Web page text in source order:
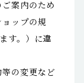
案内のため
ョップの規
す。）に違
等の変更など